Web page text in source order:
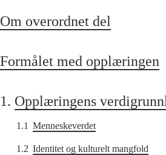
Om overordnet del
Formålet med opplæringen
1. Opplæringens
1.1 Menneskeverdet
1.2 Identitet og kulturelt mangfold